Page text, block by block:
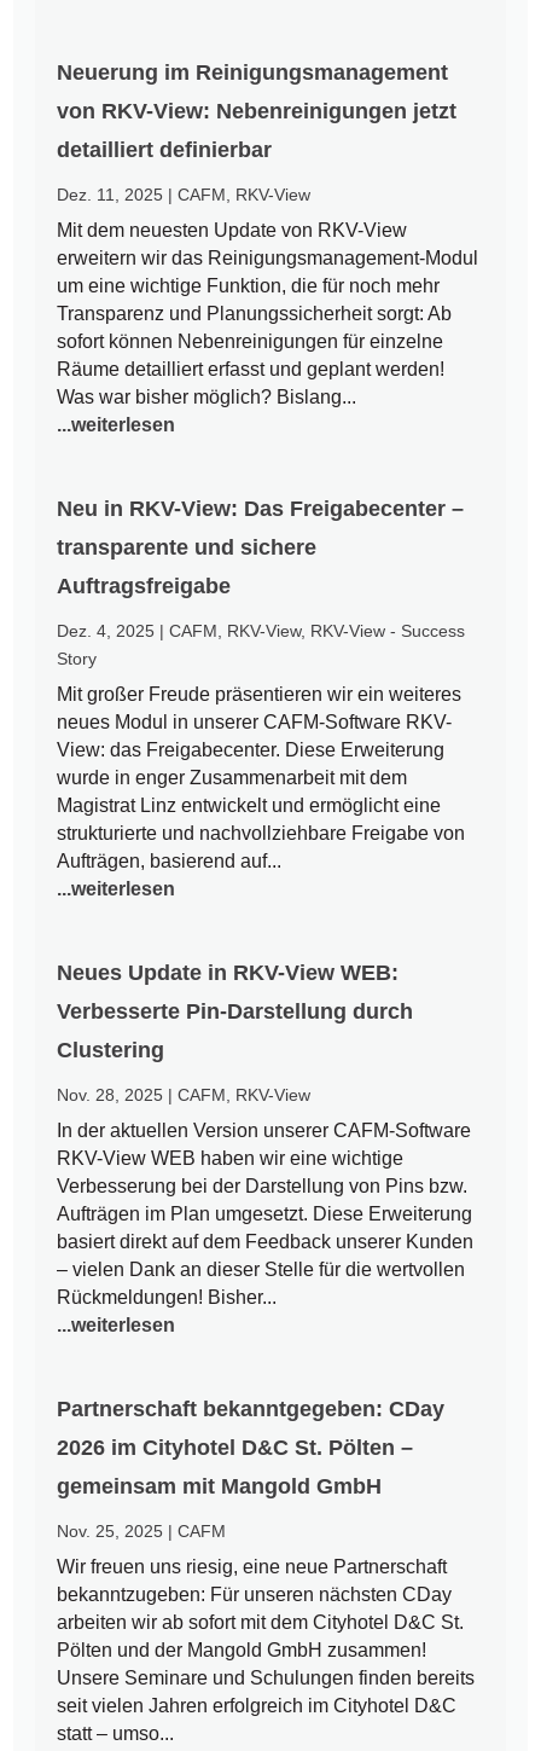
Neuerung im Reinigungsmanagement
von RKV-View: Nebenreinigungen jetzt
detailliert definierbar
Dez. 11, 2025 |CAFM RKV-View
Mit dem neuesten Update von RKV-View
erweitern wir das Reinigungsmanagement-Modul
um eine wichtige Funktion, die für noch mehr
Transparenz und Planungssicherheit sorgt: Ab
sofort können Nebenreinigungen für einzelne
Räume detailliert erfasst und geplant werden!
Was war bisher möglich? Bislang...
...weiterlesen
Neu in RKV-View: Das Freigabecenter –
transparente und sichere
Auftragsfreigabe
Dez. 4, 2025 |CAFM RKV-View, RKV-View - Success
Story
Mit großer Freude präsentieren wir ein weiteres
neues Modul in unserer CAFM-Software RKV-
View: das Freigabecenter. Diese Erweiterung
wurde in enger Zusammenarbeit mit dem
Magistrat Linz entwickelt und ermöglicht eine
strukturierte und nachvollziehbare Freigabe von
Aufträgen, basierend auf...
...weiterlesen
Neues Update in RKV-View WEB:
Verbesserte Pin-Darstellung durch
Clustering
Nov. 28, 2025 |CAFM RKV-View
In der aktuellen Version unserer CAFM-Software
RKV-View WEB haben wir eine wichtige
Verbesserung bei der Darstellung von Pins bzw.
Aufträgen im Plan umgesetzt. Diese Erweiterung
basiert direkt auf dem Feedback unserer Kunden
– vielen Dank an dieser Stelle für die wertvollen
Rückmeldungen! Bisher...
...weiterlesen
Partnerschaft bekanntgegeben: CDay
2026 im Cityhotel D&C St. Pölten –
gemeinsam mit Mangold GmbH
Nov. 25, 2025 |CAFM
Wir freuen uns riesig, eine neue Partnerschaft
bekanntzugeben: Für unseren nächsten CDay
arbeiten wir ab sofort mit dem Cityhotel D&C St.
Pölten und der Mangold GmbH zusammen!
Unsere Seminare und Schulungen finden bereits
seit vielen Jahren erfolgreich im Cityhotel D&C
statt – umso...